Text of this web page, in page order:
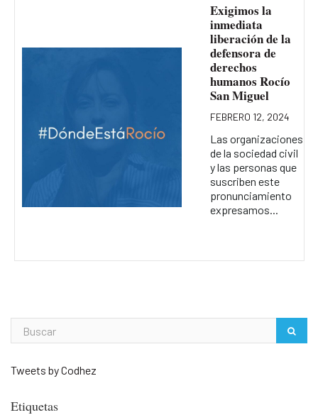
Exigimos la
inmediata
liberación de la
defensora de
derechos
humanos Rocío
San Miguel
FEBRERO 12, 2024
Las organizaciones
de la sociedad civil
y las personas que
suscriben este
pronunciamiento
expresamos...
Tweets by Codhez
Etiquetas